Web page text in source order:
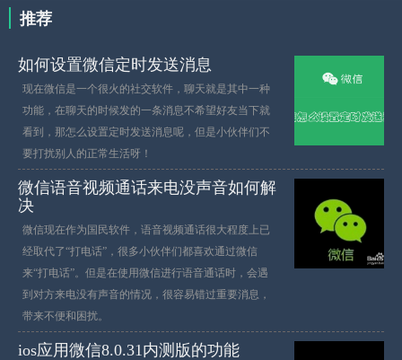
推荐
如何设置微信定时发送消息
现在微信是一个很火的社交软件，聊天就是其中一种
功能，在聊天的时候发的一条消息不希望好友当下就
看到，那怎么设置定时发送消息呢，但是小伙伴们不
要打扰别人的正常生活呀！
微信语音视频通话来电没声音如何解
决
微信现在作为国民软件，语音视频通话很大程度上已
经取代了“打电话”，很多小伙伴们都喜欢通过微信
来“打电话”。但是在使用微信进行语音通话时，会遇
到对方来电没有声音的情况，很容易错过重要消息，
带来不便和困扰。
ios应用微信8.0.31内测版的功能